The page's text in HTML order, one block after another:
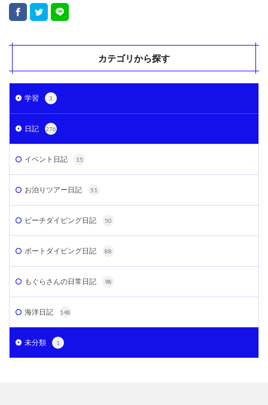
カテゴリから探す
学習 3
日記 276
イベント日記 15
お泊りツアー日記 51
ビーチダイビング日記 50
ボートダイビング日記 88
もぐらさんの日常日記 98
海洋日記 148
未分類 1